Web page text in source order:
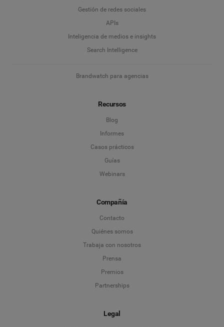
Gestión de redes sociales
APIs
Inteligencia de medios e insights
Search Intelligence
Brandwatch para agencias
Recursos
Blog
Informes
Casos prácticos
Guías
Webinars
Compañía
Contacto
Quiénes somos
Trabaja con nosotros
Prensa
Premios
Partnerships
Legal